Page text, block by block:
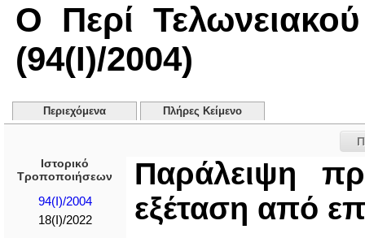
Ο Περί
(94(I)/2004)
Περιεχόμενα Πλήρες Κείμενο
Ιστορικό
Τροποποιήσεων
94(I)/2004
18(I)/2022
Παράλειψη
εξέταση από